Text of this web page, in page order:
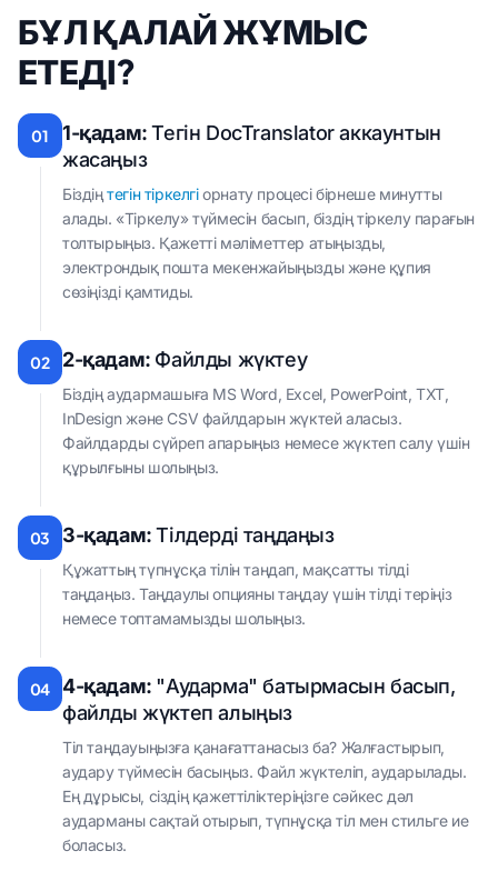
БҰЛ ҚАЛАЙ ЖҰМЫС
ЕТЕДІ?
01 1-қадам:Тегін DocTranslator аккаунтын
жасаңыз
Біздіңтегін тіркелгіорнату процесі бірнеше минутты
алады. «Тіркелу» түймесін басып, біздің тіркелу парағын
толтырыңыз. Қажетті мәліметтер атыңызды,
электрондық пошта мекенжайыңызды және құпия
сөзіңізді қамтиды.
02 2-қадам: Файлды жүктеу
Біздің аудармашыға MS Word, Excel, PowerPoint, TXT,
InDesign және CSV файлдарын жүктей аласыз.
Файлдарды сүйреп апарыңыз немесе жүктеп салу үшін
құрылғыны шолыңыз.
03 3-қадам:Тілдерді таңдаңыз
Құжаттың түпнұсқа тілін таңдап, мақсатты тілді
таңдаңыз. Таңдаулы опцияны таңдау үшін тілді теріңіз
немесе топтамамызды шолыңыз.
04 4-қадам: "Аударма" батырмасын басып,
файлды жүктеп алыңыз
Тіл таңдауыңызға қанағаттанасыз ба? Жалғастырып,
аудару түймесін басыңыз. Файл жүктеліп, аударылады.
Ең дұрысы, сіздің қажеттіліктеріңізге сәйкес дәл
аударманы сақтай отырып, түпнұсқа тіл мен стильге ие
боласыз.